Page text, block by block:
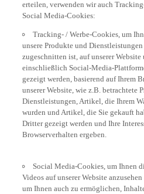
erteilen, verwenden wir auch
Social Media-Cookies:
Tracking- / Werbe-Cookies, um
unsere Produkte und
zugeschnitten ist, auf unserer Website
einschließlich Social-Media-
gezeigt werden, basierend auf Ihrem
unserer Website, wie z.B. betrachtete
Dienstleistungen, Artikel, die Ihrem
wurden und Artikel, die Sie gekauft
Dritter gezeigt werden und Ihre
Browserverhalten ergeben.
Social Media-Cookies, um Ihnen
Videos auf unserer Website
um Ihnen auch zu ermöglichen,